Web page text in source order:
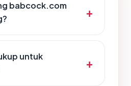
babcock.com
untuk